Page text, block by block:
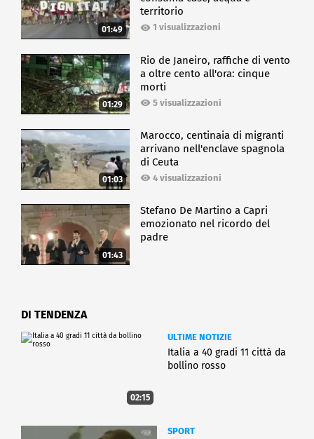
01:49
territorio
1 visualizzazioni
01:29
Rio de Janeiro, raffiche di vento
a oltre cento all'ora: cinque
morti
5 visualizzazioni
01:03
Marocco, centinaia di migranti
arrivano nell'enclave spagnola
di Ceuta
4 visualizzazioni
01:43
Stefano De Martino a Capri
emozionato nel ricordo del
padre
DI TENDENZA
02:15
ULTIME NOTIZIE
Italia a 40 gradi 11 città da
bollino rosso
SPORT